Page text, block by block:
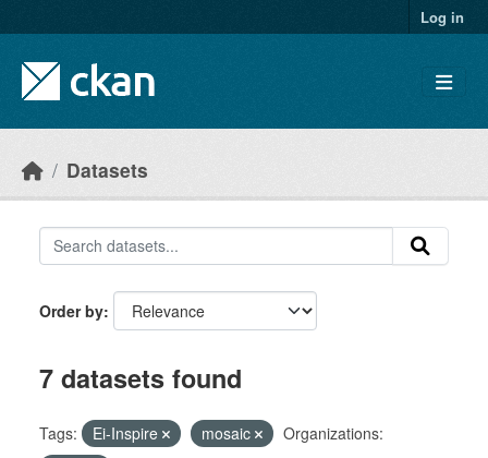
Log in
Datasets
Order by
7 datasets found
Tags: Ei-Inspire mosaic
Organizations: